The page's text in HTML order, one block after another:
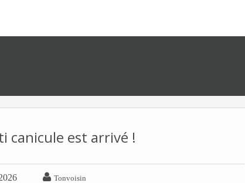
canicule est arrivé !
 Tonvoisin